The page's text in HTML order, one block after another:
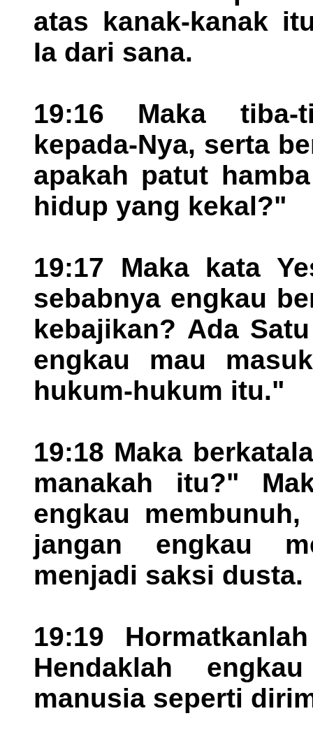
atas kanak-kanak
Ia dari sana.
19:16 Maka tiba-
kepada-Nya, serta
apakah patut
hidup yang kekal?"
19:17 Maka kata
sebabnya engkau
kebajikan? Ada
engkau mau
hukum-hukum itu."
19:18 Maka
manakah itu?"
engkau
jangan engkau
menjadi saksi dusta.
19:19
Hendaklah
manusia seperti